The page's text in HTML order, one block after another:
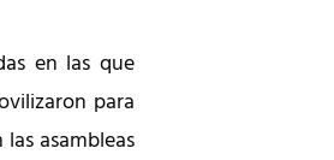
en las que
para
asambleas